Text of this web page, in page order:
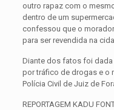
outro rapaz com o
dentro de um
confessou que o
para ser revendida na
Diante dos fatos foi dada
por tráfico de drogas e o
Polícia Civil de Juiz de
REPORTAGEM KADU